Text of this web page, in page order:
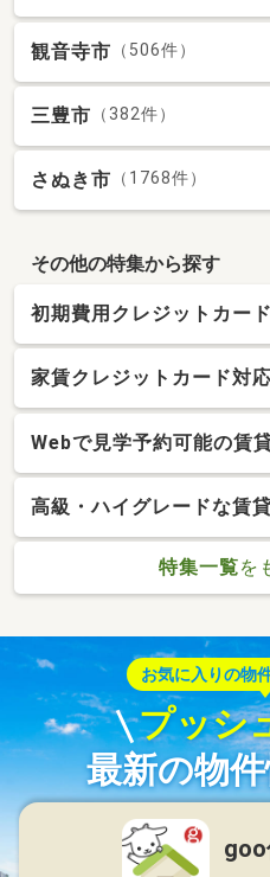
観音寺市 （506件）
三豊市 （382件）
さぬき市 （1768件）
その他の特集から探す
初期費用クレジットカー
家賃クレジットカード対
Webで見学予約可能の賃
高級・ハイグレードな賃
特集一覧を
お気に入りの物
プッシ
最新の物